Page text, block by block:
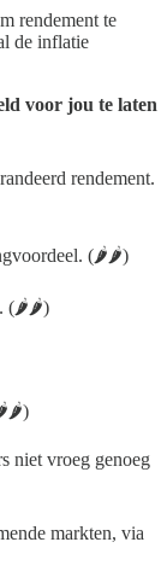
rendement te
de inflatie
voor jou te laten
rendement.
(🌶️🌶️)
(🌶️🌶️)
niet vroeg genoeg
markten, via